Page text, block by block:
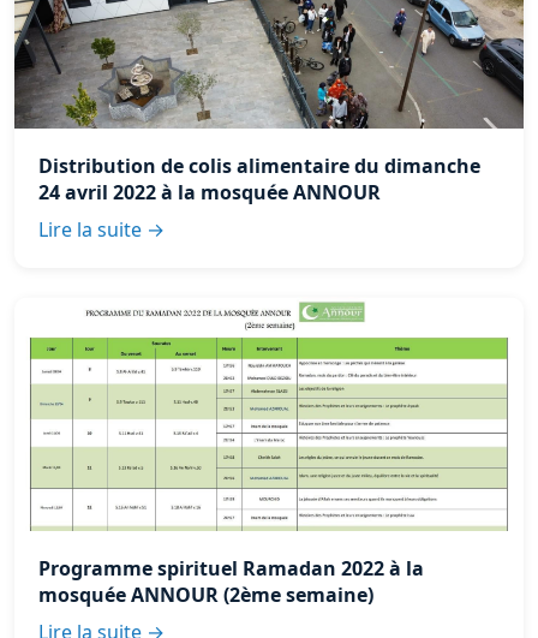
Distribution de colis alimentaire du dimanche
24 avril 2022 à la mosquée ANNOUR
Lire la suite →
Programme spirituel Ramadan 2022 à la
mosquée ANNOUR (2ème semaine)
Lire la suite →